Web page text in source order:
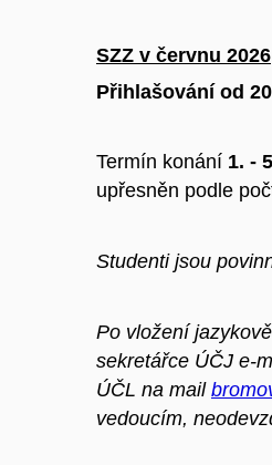
SZZ v červnu 2026
Přihlašování od
Termín konání 1. -
upřesněn podle
Studenti jsou
Po vložení
sekretářce ÚČJ e-
ÚČL na mail
vedoucím,